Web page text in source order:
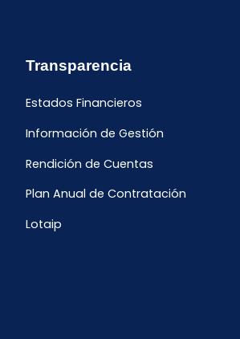
Transparencia
Estados Financieros
Información de Gestión
Rendición de Cuentas
Plan Anual de Contratación
Lotaip